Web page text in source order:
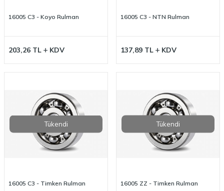
16005 C3 - Koyo Rulman
203,26 TL KDV
16005 C3 - NTN Rulman
137,89 TL KDV
Tükendi
16005 C3 - Timken Rulman
Tükendi
16005 ZZ - Timken Rulman